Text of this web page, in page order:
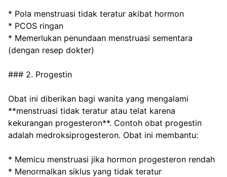
* Pola menstruasi tidak teratur akibat hormon
* PCOS ringan
* Memerlukan penundaan menstruasi sementara
(dengan resep dokter)
### 2. Progestin
Obat ini diberikan bagi wanita yang mengalami
**menstruasi tidak teratur atau telat karena
kekurangan progesteron**. Contoh obat progestin
adalah medroksiprogesteron. Obat ini membantu:
* Memicu menstruasi jika hormon progesteron rendah
* Menormalkan siklus yang tidak teratur